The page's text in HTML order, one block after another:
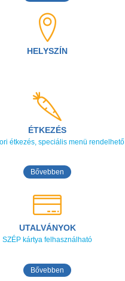
HELYSZÍN
ÉTKEZÉS
étkezés, speciális menü rendelhető
Bővebben
UTALVÁNYOK
SZÉP kártya felhasználható
Bővebben